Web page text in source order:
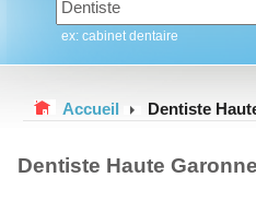
ex: cabinet dentaire
Accueil Dentiste
Dentiste Haute